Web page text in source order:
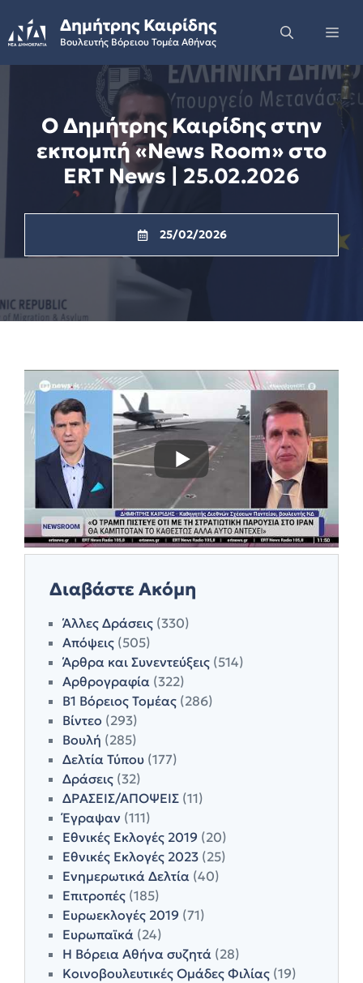
to
content
Δημήτρης Καιρίδης
Βουλευτής Βόρειου Τομέα Αθήνας
Ο Δημήτρης Καιρίδης στην
εκπομπή «News Room» στο
ERT News | 25.02.2026
25/02/2026
Διαβάστε Ακόμη
Άλλες Δράσεις (330)
Απόψεις (505)
Άρθρα και Συνεντεύξεις (514)
Αρθρογραφία (322)
Β1 Βόρειος Τομέας (286)
Βίντεο (293)
Βουλή (285)
Δελτία Τύπου (177)
Δράσεις (32)
ΔΡΑΣΕΙΣ/ΑΠΟΨΕΙΣ (11)
Έγραψαν (111)
Εθνικές Εκλογές 2019 (20)
Εθνικές Εκλογές 2023 (25)
Ενημερωτικά Δελτία (40)
Επιτροπές (185)
Ευρωεκλογές 2019 (71)
Ευρωπαϊκά (24)
Η Βόρεια Αθήνα συζητά (28)
Κοινοβουλευτικές Ομάδες Φιλίας (19)